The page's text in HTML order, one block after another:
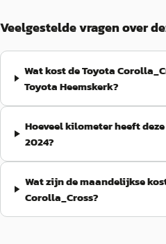
Bedankt Louman, en Rogier in
Veelgestelde vragen over
Wat kost de Toyota
Toyota Heemskerk?
Hoeveel kilometer heeft
2024?
Wat zijn de maandelijkse
Corolla_Cross?